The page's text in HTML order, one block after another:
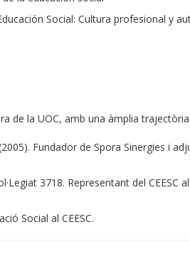
Social: Cultura profesional y
de la UOC, amb una àmplia
Fundador de Spora Sinergies i
3718. Representant del CEESC
Social al CEESC.